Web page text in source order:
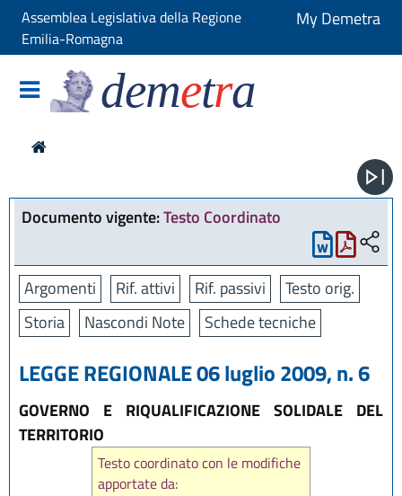
Assemblea Legislativa della Regione
Emilia-Romagna
My Demetra
demetra
Documento vigente:Testo Coordinato
Argomenti Rif. attivi Rif. passivi
Testo orig.
Storia
Nascondi Note Schede tecniche
LEGGE REGIONALE 06 luglio 2009, n. 6
GOVERNO E RIQUALIFICAZIONE SOLIDALE DEL
TERRITORIO
Testo coordinato con le modifiche
apportate da: